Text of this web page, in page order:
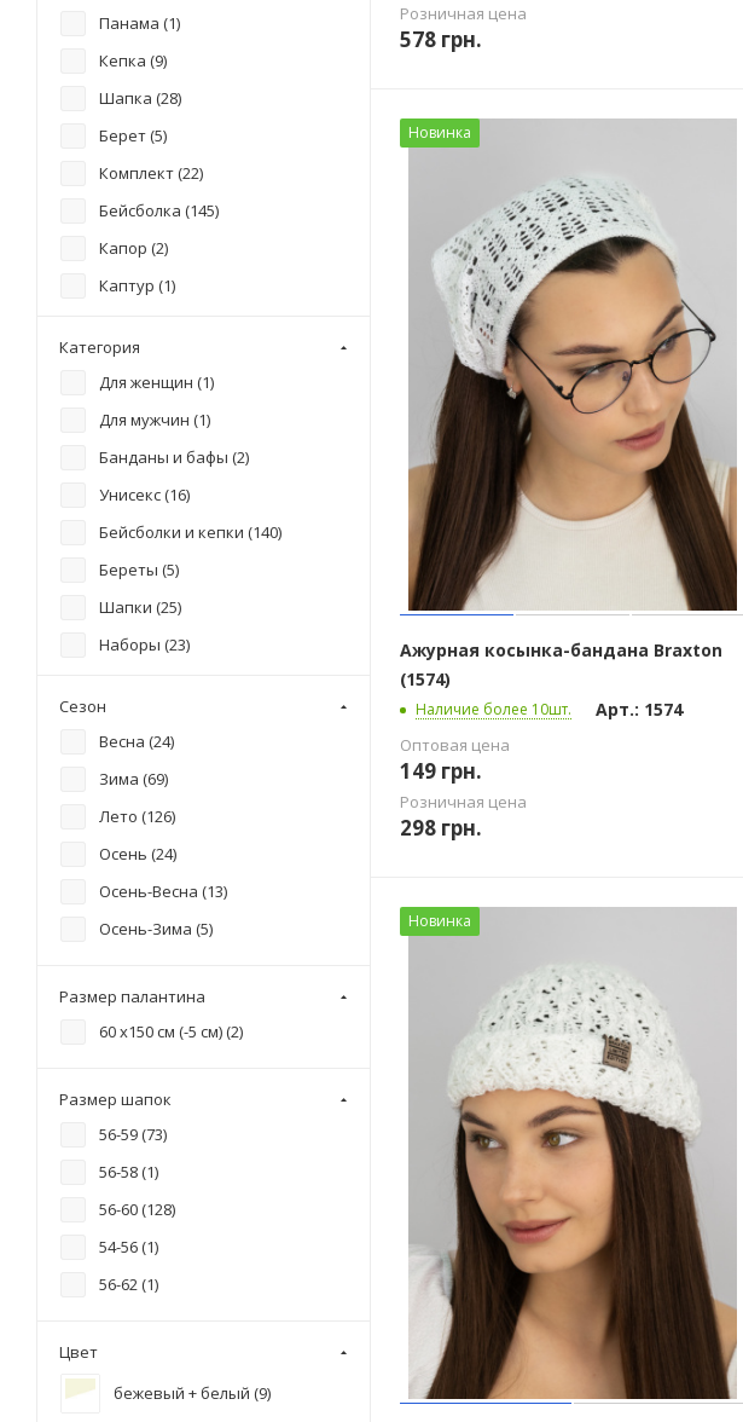
Розничная цена
578 грн.
Новинка
Ажурная косынка-бандана Braxton
(1574)
Наличие более 10шт. Арт.: 1574
Оптовая цена
149 грн.
Розничная цена
298 грн.
Новинка
Классическая бейсболка (
Классическая панама (
классический берет (
Косинка-бандана (
Мини-бини (
5
Объемный берет на широкой
ножке (1)
по голове (
труба (
(2)
шапка по глолве с отворотом
шапка по голове и косынка (
шапка по голове с отворотом
(2)
шапка по голове с ушками (
шапка по голове сотворотом
шапка с ушками (1
шапка-колпак с отворотом (
шапка-колпак, шрф и митенки
шерсть кролика (
Панама (1)
Кепка (9)
Шапка (28)
Берет (5)
Комплект (22)
Бейсболка (145)
Капор (2)
Каптур (1)
Шарф (
Категория
Для женщин (1)
Для мужчин (1)
Банданы и бафы (2)
Унисекс (16)
Бейсболки и кепки (140)
Береты (5)
Шапки (25)
Наборы (23)
Платки, шали, палантины (
Сезон
Весна (24)
Зима (69)
Лето (126)
Осень (24)
Осень-Весна (13)
Осень-Зима (5)
Размер палантина
60 x150 см (-5 см) (2)
Размер шапок
56-59 (73)
56-58 (1)
56-60 (128)
54-56 (1)
56-62 (1)
Цвет
бежевый + белый (9)